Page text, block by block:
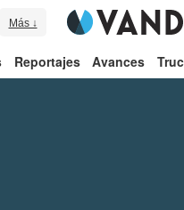
Más ↓
Reportajes Avances